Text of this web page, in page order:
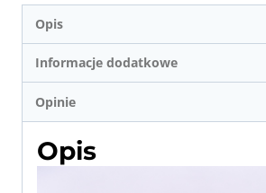
Opis
Informacje dodatkowe
Opinie
Opis